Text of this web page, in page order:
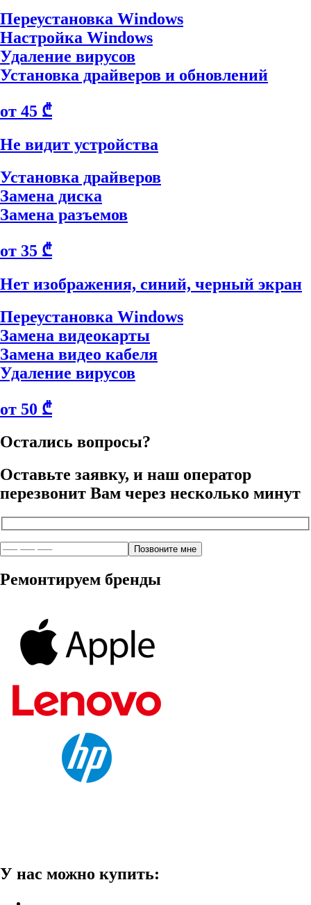
Переустановка Windows
Настройка Windows
Удаление вирусов
Установка драйверов и обновлений
от 45 ₾
Не видит устройства
Установка драйверов
Замена диска
Замена разъемов
от 35 ₾
Нет изображения, синий, черный экран
Переустановка Windows
Замена видеокарты
Замена видео кабеля
Удаление вирусов
от 50 ₾
Остались вопросы?
Оставьте заявку, и наш оператор
перезвонит Вам через несколько минут
Ремонтируем бренды
У нас можно купить: